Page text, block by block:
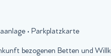
• Parkplatzkarte
bezogenen Betten und